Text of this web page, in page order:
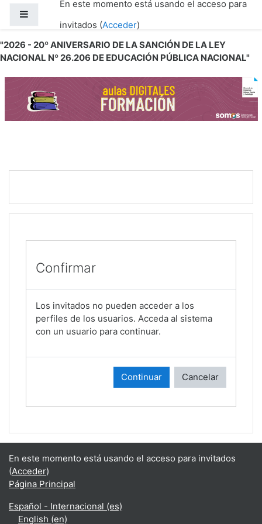
Salta al contenido principal
"2026 - 20º ANIVERSARIO DE LA SANCIÓN DE LA LEY
NACIONAL Nº 26.206 DE EDUCACIÓN PÚBLICA NACIONAL"
En este momento está usando el acceso para
invitados (Acceder)
Confirmar
Los invitados no pueden acceder a los
perfiles de los usuarios. Acceda al sistema
con un usuario para continuar.
Continuar Cancelar
En este momento está usando el acceso para invitados
(Acceder)
Página Principal
Español - Internacional ‎(es)‎
English ‎(en)‎